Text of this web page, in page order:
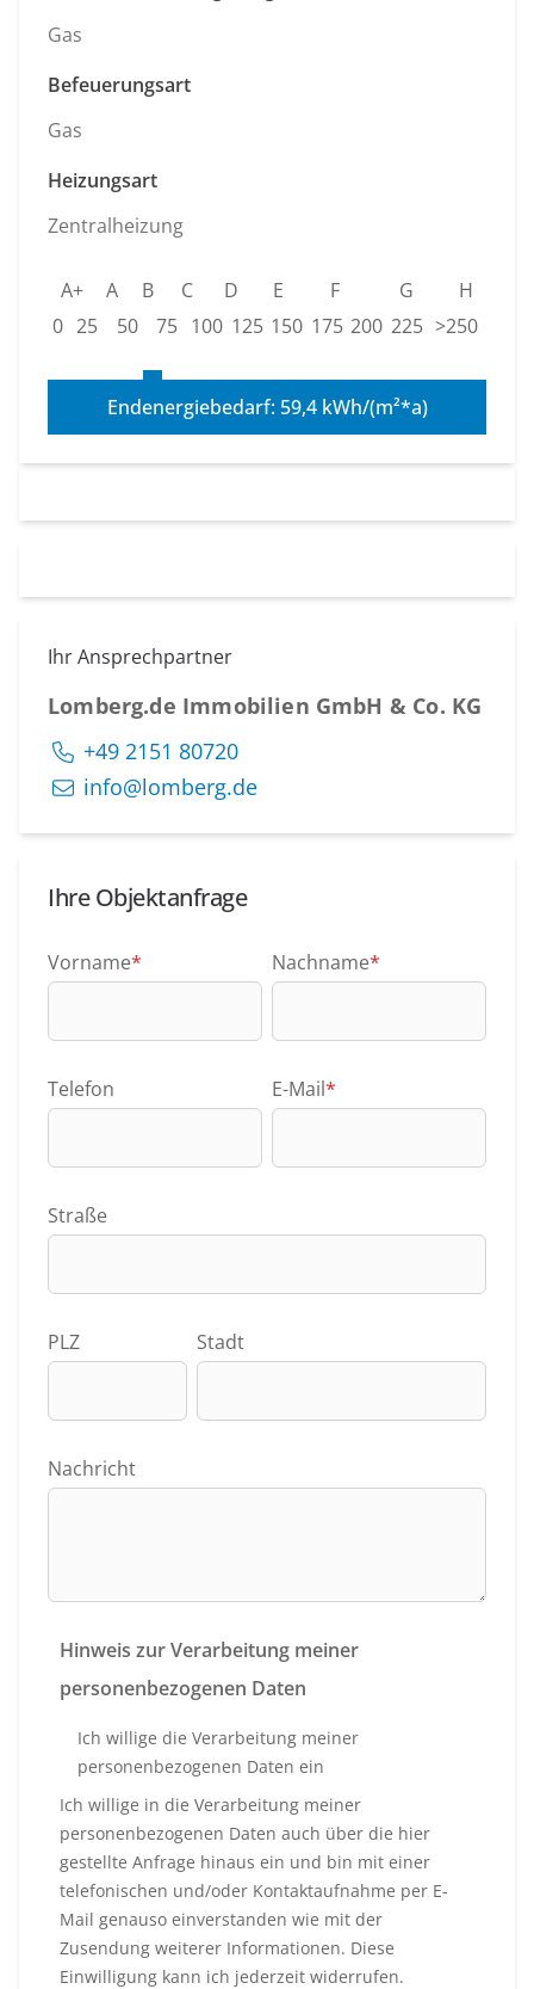
Gas
Befeuerungsart
Gas
Heizungsart
Zentralheizung
A+ A B C D E F G
H
0 25 50 75 100 125 150 175 200 225 >250
Endenergiebedarf: 59,4 kWh/(m²*a)
Ihr Ansprechpartner
Lomberg.de Immobilien GmbH & Co. KG
+49 2151 80720
info@lomberg.de
Ihre Objektanfrage
Vorname* Nachname*
Telefon E-Mail*
Straße
PLZ Stadt
Nachricht
Hinweis zur Verarbeitung meiner
personenbezogenen Daten
Ich willige die Verarbeitung meiner
personenbezogenen Daten ein
Ich willige in die Verarbeitung meiner
personenbezogenen Daten auch über die hier
gestellte Anfrage hinaus ein und bin mit einer
telefonischen und/oder Kontaktaufnahme per E-
Mail genauso einverstanden wie mit der
Zusendung weiterer Informationen. Diese
Einwilligung kann ich jederzeit widerrufen.